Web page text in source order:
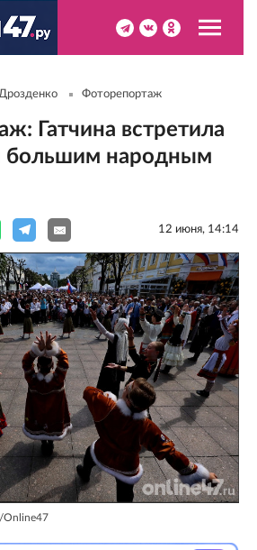
Фоторепортаж
Гатчина встретила
большим народным
12 июня, 14:14